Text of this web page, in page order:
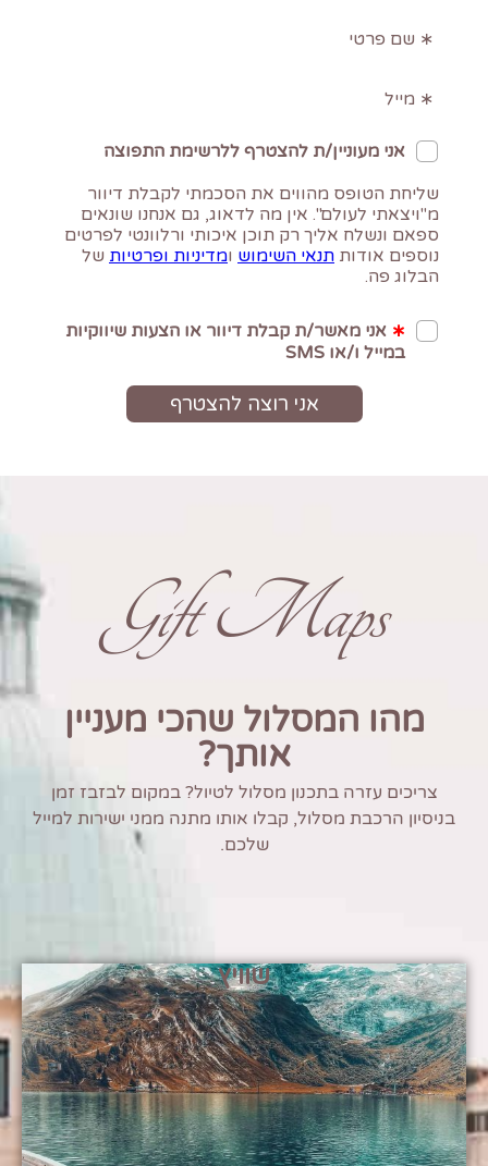
Gift Maps
מהו המסלול שהכי מעניין
אותך?
צריכים עזרה בתכנון מסלול לטיול? במקום לבזבז זמן
בניסיון הרכבת מסלול, קבלו אותו מתנה ממני ישירות למייל
שלכם.
שוויץ